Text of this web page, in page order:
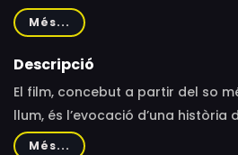
Claude Mann, Vernon Dobtcheff,
Juan, Satasinh Manila, Nicole Hiss,
Viviane Forrester, Dionys Mascolo,
Kevork Kutudjan, Daniel
Marie Odile Briot, Pascal Kané
Més...
Descripció
El film, concebut a partir del so
llum, és l’evocació d’una història
durant els anys trenta.
Més...